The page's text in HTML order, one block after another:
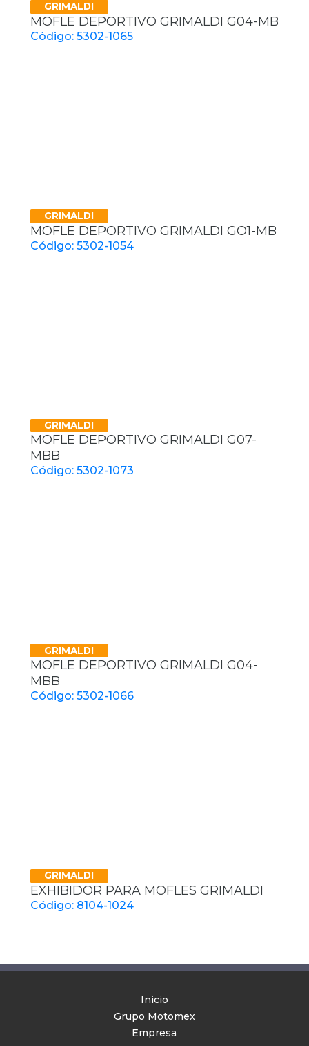
GRIMALDI
MOFLE DEPORTIVO GRIMALDI G04-MB
Código: 5302-1065
GRIMALDI
MOFLE DEPORTIVO GRIMALDI GO1-MB
Código: 5302-1054
GRIMALDI
MOFLE DEPORTIVO GRIMALDI G07-
MBB
Código: 5302-1073
GRIMALDI
MOFLE DEPORTIVO GRIMALDI G04-
MBB
Código: 5302-1066
GRIMALDI
EXHIBIDOR PARA MOFLES GRIMALDI
Código: 8104-1024
Inicio
Grupo Motomex
Empresa